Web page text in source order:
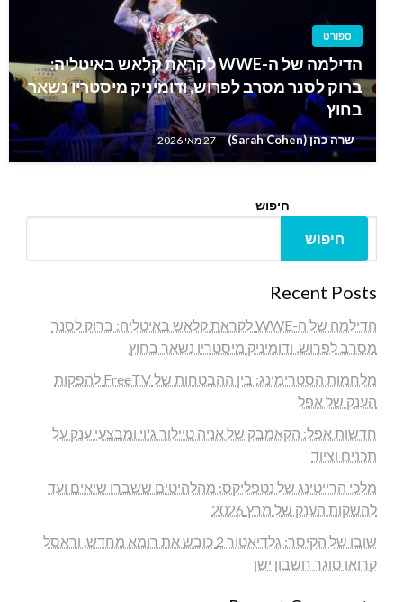
ספורט
הדילמה של ה-WWE לקראת קלאש באיטליה:
ברוק לסנר מסרב לפרוש, ודומיניק מיסטריו נשאר
בחוץ
שרה כהן (Sarah Cohen) 27 מאי 2026
חיפוש
חיפוש
Recent Posts
הדילמה של ה-WWE לקראת קלאש באיטליה: ברוק לסנר
מסרב לפרוש, ודומיניק מיסטריו נשאר בחוץ
מלחמות הסטרימינג: בין ההבטחות של FreeTV להפקות
הענק של אפל
חדשות אפל: הקאמבק של אניה טיילור ג'וי ומבצעי ענק על
תכנים וציוד
מלכי הרייטינג של נטפליקס: מהלהיטים ששברו שיאים ועד
להשקות הענק של מרץ 2026
שובו של הקיסר: גלדיאטור 2 כובש את רומא מחדש, וראסל
קרואו סוגר חשבון ישן